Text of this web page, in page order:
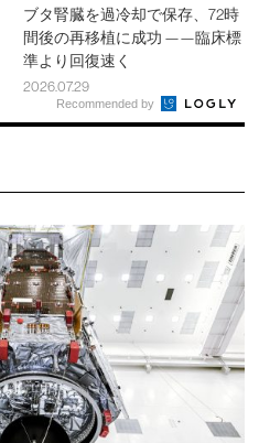
ブタ腎臓を過冷却で保存、72時
間後の再移植に成功 ——臨床標
準より回復速く
2026.07.29
Recommended by